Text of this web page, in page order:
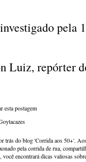
pela
Luiz, repórter
esta postagem
trás do blog 'Corrida aos 50+'.
pela corrida de rua,
encontrará dicas valiosas